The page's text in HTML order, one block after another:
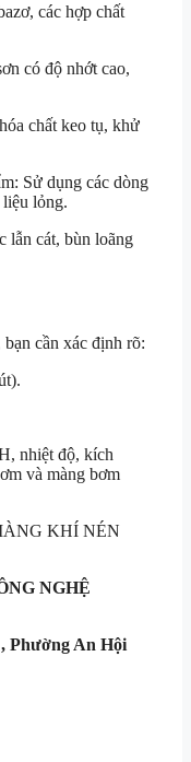
các hợp chất
có độ nhớt cao,
chất keo tụ, khử
Sử dụng các dòng
lỏng.
lẫn cát, bùn loãng
cần xác định rõ:
nhiệt độ, kích
và màng bơm
KHÍ NÉN
NGHỆ
Phường An Hội